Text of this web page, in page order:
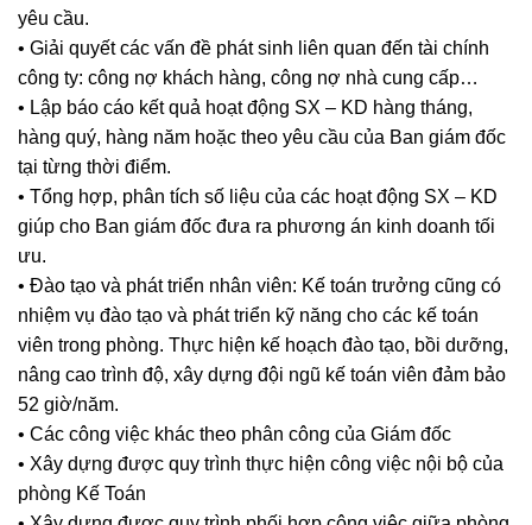
yêu cầu.
• Giải quyết các vấn đề phát sinh liên quan đến tài chính
công ty: công nợ khách hàng, công nợ nhà cung cấp…
• Lập báo cáo kết quả hoạt động SX – KD hàng tháng,
hàng quý, hàng năm hoặc theo yêu cầu của Ban giám đốc
tại từng thời điểm.
• Tổng hợp, phân tích số liệu của các hoạt động SX – KD
giúp cho Ban giám đốc đưa ra phương án kinh doanh tối
ưu.
• Đào tạo và phát triển nhân viên: Kế toán trưởng cũng có
nhiệm vụ đào tạo và phát triển kỹ năng cho các kế toán
viên trong phòng. Thực hiện kế hoạch đào tạo, bồi dưỡng,
nâng cao trình độ, xây dựng đội ngũ kế toán viên đảm bảo
52 giờ/năm.
• Các công việc khác theo phân công của Giám đốc
• Xây dựng được quy trình thực hiện công việc nội bộ của
phòng Kế Toán